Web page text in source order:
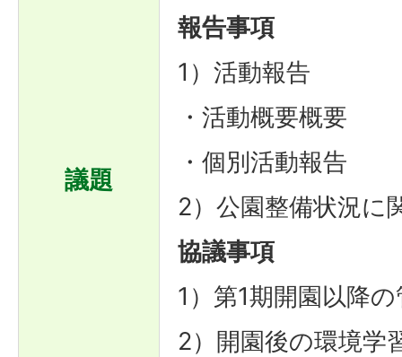
議題
報告事項
1）活動報告
・活動概要概要
・個別活動報告
2）公園整備状況に
協議事項
1）第1期開園以降
2）開園後の環境学